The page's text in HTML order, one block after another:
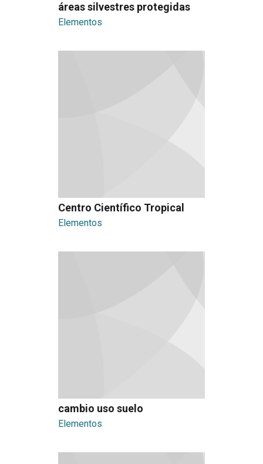
áreas silvestres protegidas
Elementos
Centro Científico Tropical
Elementos
cambio uso suelo
Elementos